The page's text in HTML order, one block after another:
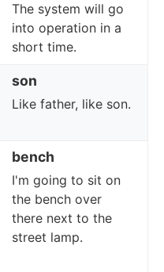
The system will go
into operation in a
short time.
son
Like father, like son.
bench
I'm going to sit on
the bench over
there next to the
street lamp.